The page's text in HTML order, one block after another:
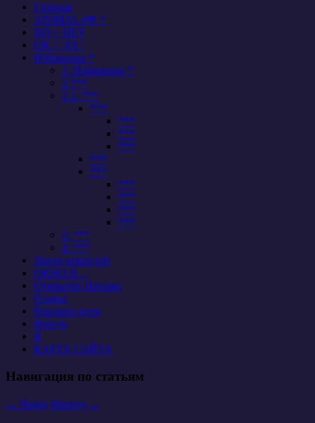
Главная
ANIMAL-PR *
NO = НЕТ
OK = ДА /
Избранное *
1. Избранное *
2 ***
2.1. ***
***
***
***
***
***
***
***
***
***
***
3. ***
4. ***
Лента новостей
ОКНО В…
Открытое Письмо
Планы
Рекомен-дуем
Форум
Я
КАРТА САЙТА
Навигация по статьям
← Назад Вперед →